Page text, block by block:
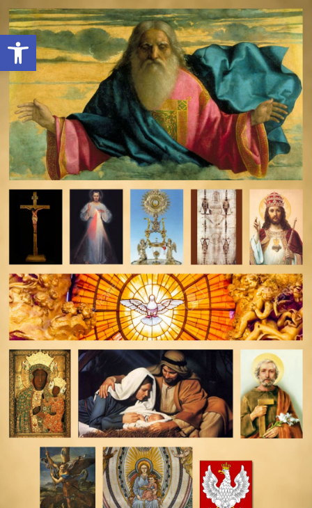
Open toolbar
deomeo-logo
Utwórz konto
Zaloguj